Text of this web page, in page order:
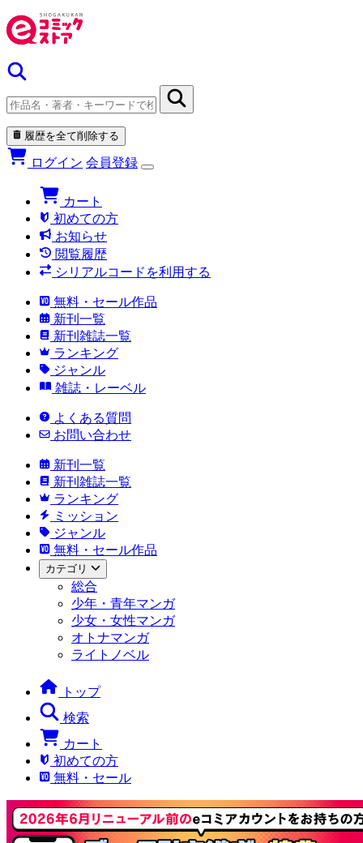
履歴を全て削除する
ログイン 会員登録
カート
初めての方
お知らせ
閲覧履歴
シリアルコードを利用する
無料・セール作品
新刊一覧
新刊雑誌一覧
ランキング
ジャンル
雑誌・レーベル
よくある質問
お問い合わせ
新刊一覧
新刊雑誌一覧
ランキング
ミッション
ジャンル
無料・セール作品
カテゴリ
総合
少年・青年マンガ
少女・女性マンガ
オトナマンガ
ライトノベル
トップ
検索
カート
初めての方
無料・セール